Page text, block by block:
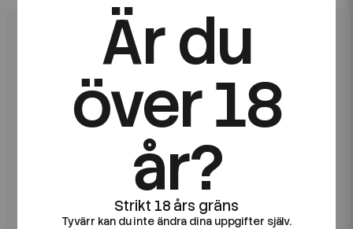
Är du
över 18
år?
Tyvärr kan du inte ändra dina uppgifter själv.